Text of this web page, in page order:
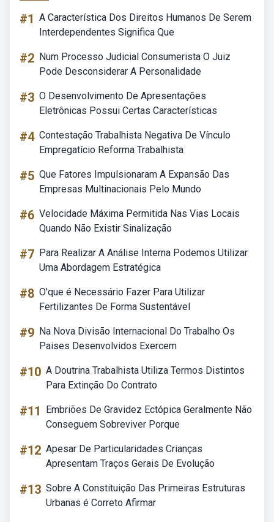
#1 A Característica Dos Direitos Humanos De Serem
Interdependentes Significa Que
#2 Num Processo Judicial Consumerista O Juiz
Pode Desconsiderar A Personalidade
#3 O Desenvolvimento De Apresentações
Eletrônicas Possui Certas Características
#4 Contestação Trabalhista Negativa De Vínculo
Empregatício Reforma Trabalhista
#5 Que Fatores Impulsionaram A Expansão Das
Empresas Multinacionais Pelo Mundo
#6 Velocidade Máxima Permitida Nas Vias Locais
Quando Não Existir Sinalização
#7 Para Realizar A Análise Interna Podemos Utilizar
Uma Abordagem Estratégica
#8 O'que é Necessário Fazer Para Utilizar
Fertilizantes De Forma Sustentável
#9 Na Nova Divisão Internacional Do Trabalho Os
Paises Desenvolvidos Exercem
#10 A Doutrina Trabalhista Utiliza Termos Distintos
Para Extinção Do Contrato
#11
Embriões De Gravidez Ectópica Geralmente Não
Conseguem Sobreviver Porque
#12 Apesar De Particularidades Crianças
Apresentam Traços Gerais De Evolução
#13 Sobre A Constituição Das Primeiras Estruturas
Urbanas é Correto Afirmar